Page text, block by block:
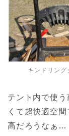
キンドリング
テント内で使
くて超快適空
高だろうなぁ…